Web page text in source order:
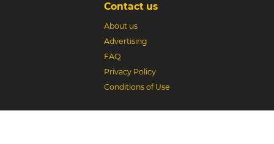
Contact us
About us
Advertising
FAQ
Privacy Policy
Conditions of Use